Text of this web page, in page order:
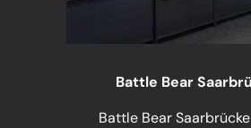
Battle Bear
Battle Bear